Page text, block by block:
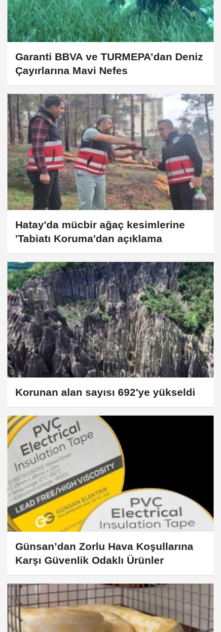
Garanti BBVA ve TURMEPA’dan Deniz
Çayırlarına Mavi Nefes
Hatay'da mücbir ağaç kesimlerine
'Tabiatı Koruma'dan açıklama
Korunan alan sayısı 692'ye yükseldi
Günsan’dan Zorlu Hava Koşullarına
Karşı Güvenlik Odaklı Ürünler